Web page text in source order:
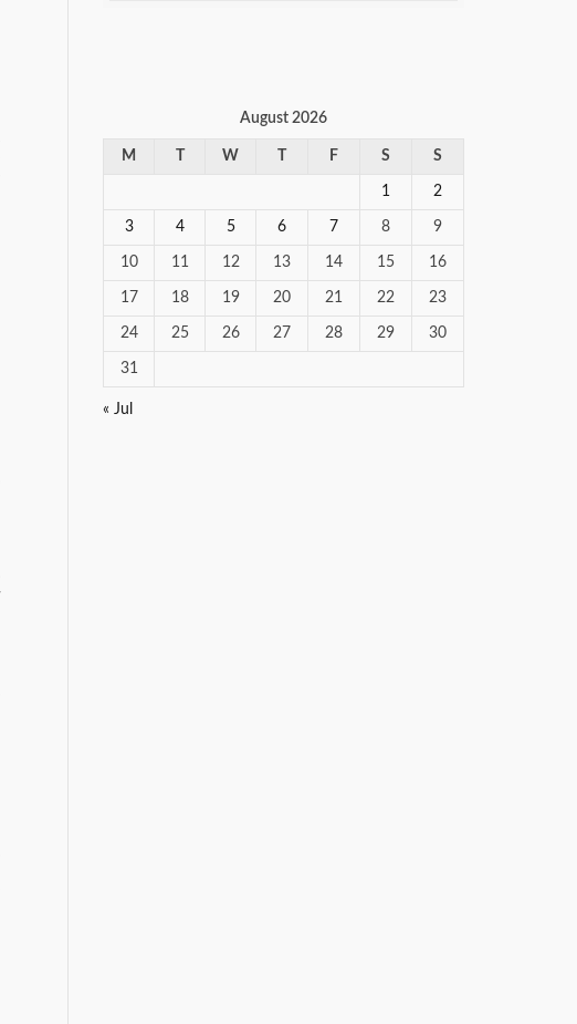
August 2026
M W F S S
1 2
3 4 5 6 7 8 9
10 11 12 13 14 15 16
17 18 19 20 21 22 23
24 25 26 27 28 29 30
31
« Jul